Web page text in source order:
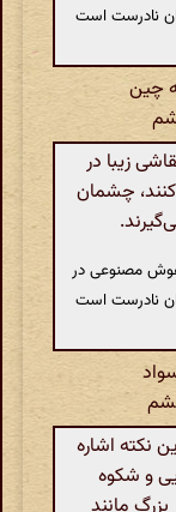
نادرست است
چین
زیبا در
چشمان
مصنوعی در
نادرست است
نکته اشاره
و شکوه